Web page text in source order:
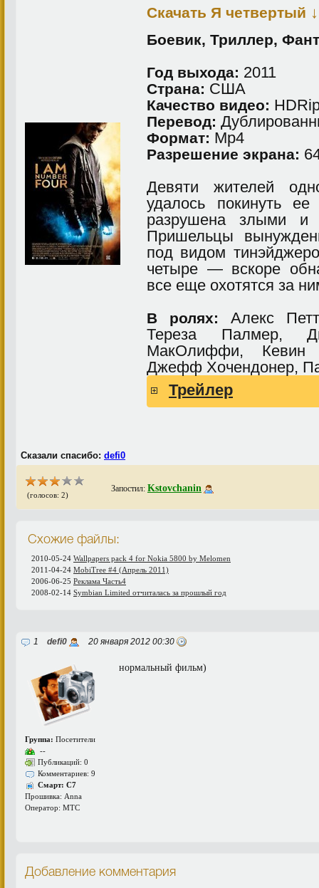
Скачать Я четвертый ↓
Боевик, Триллер,
Год выхода: 2011
Страна: США
Качество видео:
Перевод:
Формат: Мр4
Разрешение экрана:
Девяти жителей
удалось покинуть
разрушена злыми и
Пришельцы
под видом
четыре — вскоре
все еще охотятся за
В ролях:
Алекс
Тереза Палмер,
МакОлиффи,
Джефф Хочендонер,
Трейлер
Сказали спасибо: defi0
(голосов: 2)
Запостил: Kstovchanin
Схожие файлы:
2010-05-24 Wallpapers pack 4 for Nokia 5800 by Melomen
2011-04-24 MobiTree #4 (Апрель 2011)
2006-06-25 Реклама Часть4
2008-02-14 Symbian Limited отчиталась за прошлый год
1 defi0 20 января 2012 00:30
Группа: Посетители
--
Публикаций: 0
Комментариев: 9
Смарт: C7
Прошивка: Anna
Оператор: MTC
нормальный фильм)
Добавление комментария